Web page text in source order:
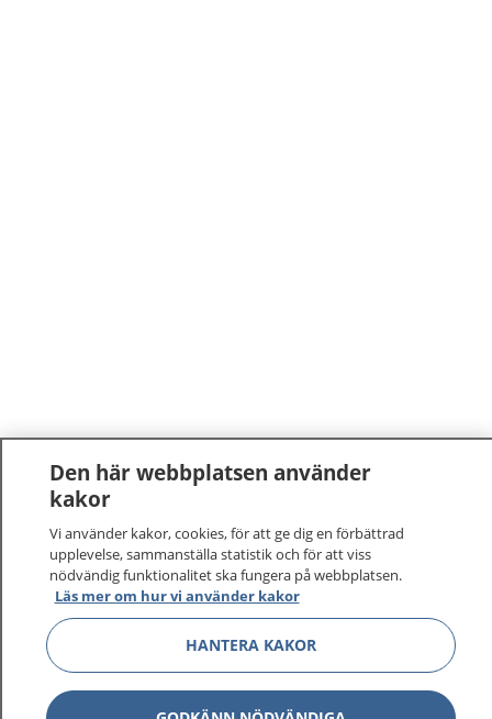
1177–tryggt om din hälsa och vård
På 1177.se får du råd om hälsa och information om
sjukdomar och vilka mottagningar du kan kontakta.
Den här webbplatsen använder
kakor
Vi använder kakor, cookies, för att ge dig en förbättrad
upplevelse, sammanställa statistik och för att viss
nödvändig funktionalitet ska fungera på webbplatsen.
Läs mer om hur vi använder kakor
HANTERA KAKOR